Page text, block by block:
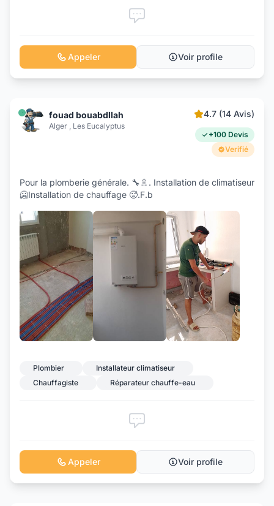
Appeler Voir profile
fouad bouabdllah
Alger , Les Eucalyptus
4.7 (14 Avis)
+100 Devis
Verifié
Pour la plomberie générale. 🔧🚿. Installation de climatiseur
🥶Installation de chauffage 🥵.F.b
Plombier
Installateur climatiseur
Chauffagiste
Réparateur chauffe-eau
Appeler Voir profile